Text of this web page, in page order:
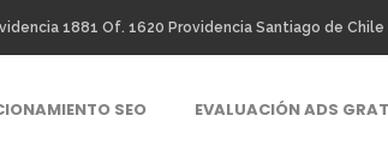
1881 Of. 1620 Providencia Santiago de Chile
SEO EVALUACIÓN ADS